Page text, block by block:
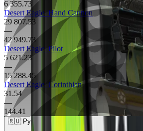
6 355.73
Desert Eagle Hand Cannon
29 807.53
—
42 949.73
Desert Eagle Pilot
5 621.23
—
15 288.45
Desert Eagle Corinthian
31.54
—
144.41
🇷🇺 Рубли (RUB)